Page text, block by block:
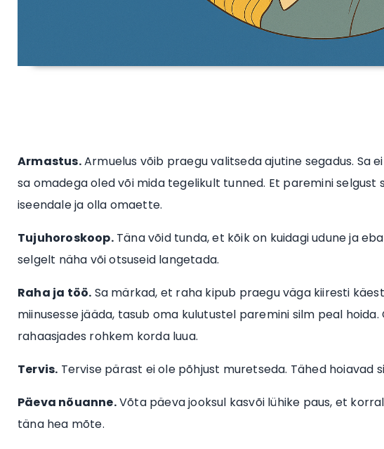
Armastus.Armuelus võib praegu valitseda ajutine segadus. Sa
sa omadega oled või mida tegelikult tunned. Et paremini
iseendale ja olla omaette.
Tujuhoroskoop.Täna võid tunda, et kõik on kuidagi udune ja
selgelt näha või otsuseid langetada.
Raha ja töö. Sa märkad, et raha kipub praegu väga kiiresti
miinusesse jääda, tasub oma kulutustel paremini silm peal
rahaasjades rohkem korda luua.
Tervis. Tervise pärast ei ole põhjust muretseda. Tähed hoiavad
Päeva nõuanne.Võta päeva jooksul kasvõi lühike paus, et
täna hea mõte.